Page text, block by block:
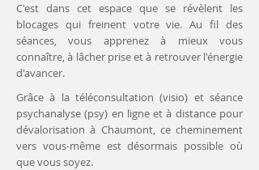
C'est dans cet espace que se révèlent les
blocages qui freinent votre vie. Au fil des
séances, vous apprenez à mieux vous
connaître, à lâcher prise et à retrouver l'énergie
d'avancer.
Grâce à la téléconsultation (visio) et séance
psychanalyse (psy) en ligne et à distance pour
dévalorisation à Chaumont, ce cheminement
vers vous-même est désormais possible où
que vous soyez.